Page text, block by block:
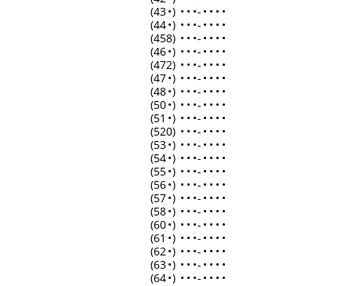
(43•) • • •- • • • •
(44•) • • •- • • • •
(458) • • •- • • • •
(46•) • • •- • • • •
(472) • • •- • • • •
(47•) • • •- • • • •
(48•) • • •- • • • •
(50•) • • •- • • • •
(51 •) • • •- • • • •
(520) • • •- • • • •
(53•) • • •- • • • •
(54•) • • •- • • • •
(55•) • • •- • • • •
(56•) • • •- • • • •
(57•) • • •- • • • •
(58•) • • •- • • • •
(60•) • • •- • • • •
(61 •) • • •- • • • •
(62•) • • •- • • • •
(63•) • • •- • • • •
(64•) • • •- • • • •